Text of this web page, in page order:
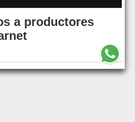
a productores